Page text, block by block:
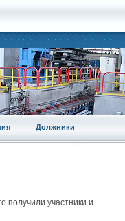
Должники
получили участники и